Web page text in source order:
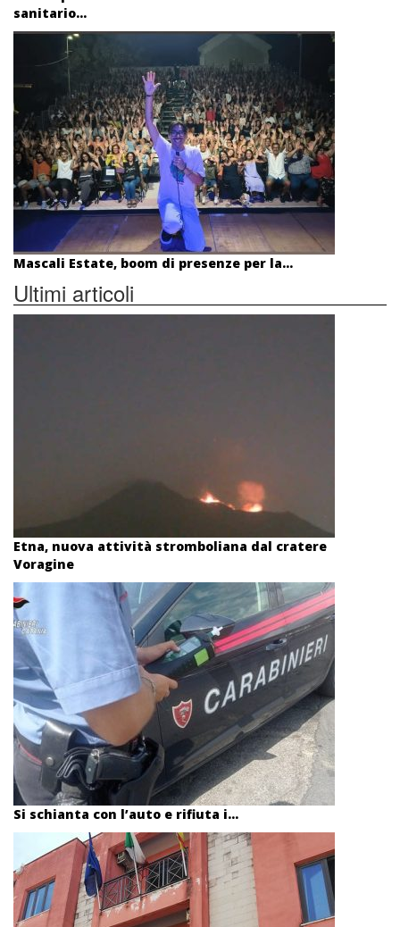
sanitario...
Mascali Estate, boom di presenze per la...
Ultimi articoli
Etna, nuova attività stromboliana dal cratere
Voragine
Si schianta con l’auto e rifiuta i...